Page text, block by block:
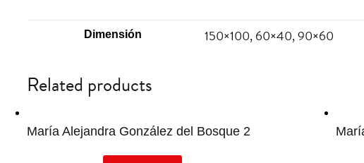
Dimensión 150×100, 60×40, 90×60
Related products
María Alejandra González del Bosque 2
This